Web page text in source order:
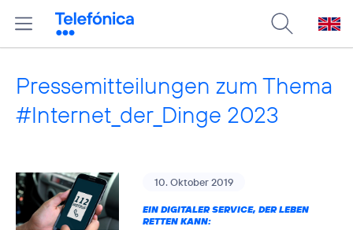
Pressemitteilungen zum Thema
#Internet_der_Dinge 2023
10. Oktober 2019
EIN DIGITALER SERVICE, DER LEBEN
RETTEN KANN: